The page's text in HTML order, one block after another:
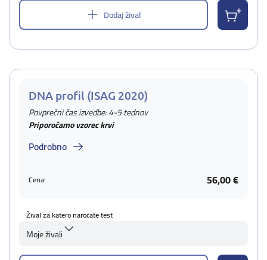
Dodaj žival
DNA profil (ISAG 2020)
Povprečni čas izvedbe: 4-5 tednov
Priporočamo vzorec krvi
Podrobno
Cena: 56,00 €
Žival za katero naročate test
Moje živali